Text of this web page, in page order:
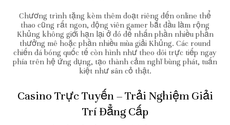
Chương trình tặng kèm thêm đoạt riêng đến online thể
thao cũng rất ngon, động viên gamer bắt đầu làm rộng
Khủng không giới hạn lại ở đó để nhấn phần nhiều phần
thưởng mê hoặc phần nhiều mùa giải Khủng. Các round
chiến đá bóng quốc tế còn hình như theo dõi trực tiếp ngay
phía trên hệ ứng dụng, tạo thành cảm nghĩ bùng phát, tuấn
kiệt như sân cỏ thật.
Casino Trực Tuyến – Trải Nghiệm Giải
Trí Đẳng Cấp